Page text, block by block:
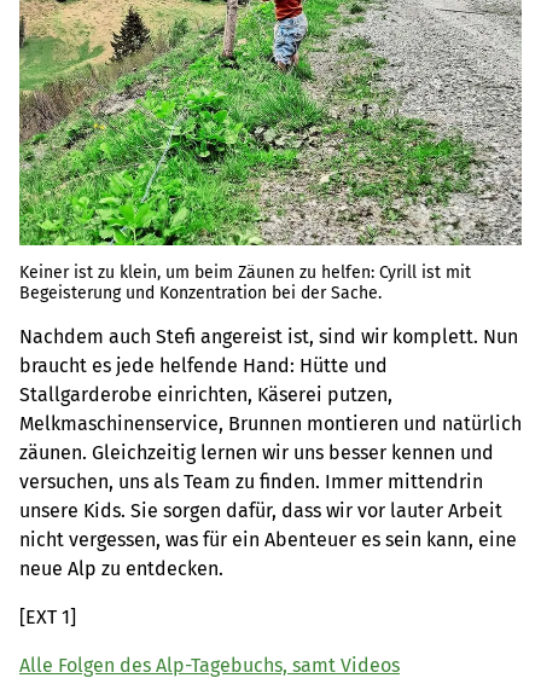
Keiner ist zu klein, um beim Zäunen zu helfen: Cyrill ist mit
Begeisterung und Konzentration bei der Sache.
Nachdem auch Stefi angereist ist, sind wir komplett. Nun
braucht es jede helfende Hand: Hütte und
Stallgarderobe einrichten, Käserei putzen,
Melkmaschinenservice, Brunnen montieren und natürlich
zäunen. Gleichzeitig lernen wir uns besser kennen und
versuchen, uns als Team zu finden. Immer mittendrin
unsere Kids. Sie sorgen dafür, dass wir vor lauter Arbeit
nicht vergessen, was für ein Abenteuer es sein kann, eine
neue Alp zu entdecken.
[EXT 1]
Alle Folgen des Alp-Tagebuchs, samt Videos